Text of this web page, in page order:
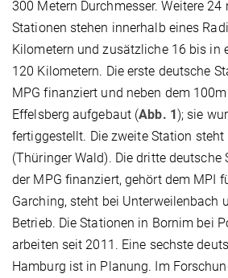
300 Metern Durchmesser. Weitere
Stationen stehen innerhalb eines
Kilometern und zusätzliche 16 bis in
120 Kilometern. Die erste deutsche
MPG finanziert und neben dem
Effelsberg aufgebaut (Abb. 1); sie
fertiggestellt. Die zweite Station steht
(Thüringer Wald). Die dritte deutsche
der MPG finanziert, gehört dem MPI
Garching, steht bei Unterweilenbach
Betrieb. Die Stationen in Bornim bei
arbeiten seit 2011. Eine sechste
Hamburg ist in Planung. Im